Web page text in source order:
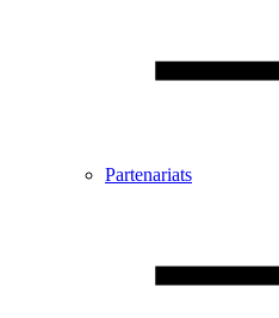
Partenariats